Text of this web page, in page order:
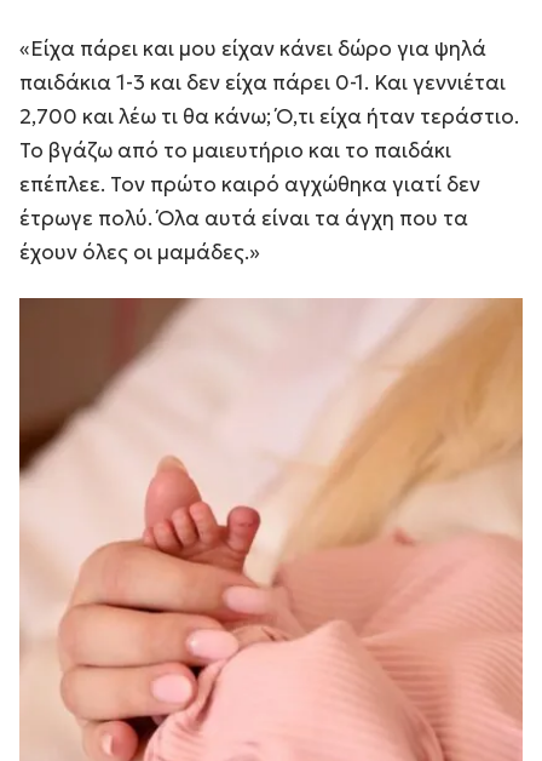
«Είχα πάρει και μου είχαν κάνει δώρο για ψηλά
παιδάκια 1-3 και δεν είχα πάρει 0-1. Και γεννιέται
2,700 και λέω τι θα κάνω; Ό,τι είχα ήταν τεράστιο.
Το βγάζω από το μαιευτήριο και το παιδάκι
επέπλεε. Τον πρώτο καιρό αγχώθηκα γιατί δεν
έτρωγε πολύ. Όλα αυτά είναι τα άγχη που τα
έχουν όλες οι μαμάδες.»